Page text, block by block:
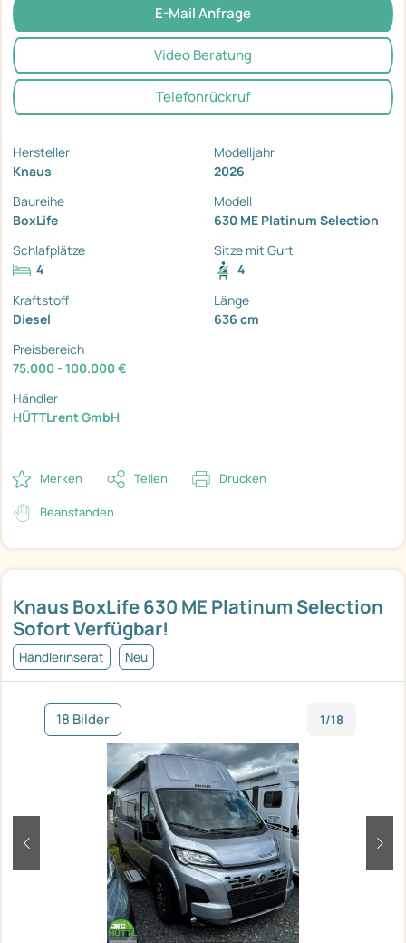
Knaus BoxLife 630 ME Platinum Selection
Sofort Verfügbar!
Händlerinserat Neu
18 Bilder 1/18
zurück
E-Mail Anfrage
Video Beratung
Telefonrückruf
Hersteller
Knaus
Modelljahr
2026
Baureihe
BoxLife
Modell
630 ME Platinum Selection
Schlafplätze
4
Sitze mit Gurt
4
Kraftstoff
Diesel
Länge
636 cm
Preisbereich
75.000 - 100.000 €
Händler
HÜTTLrent GmbH
Merken Teilen Drucken
Beanstanden